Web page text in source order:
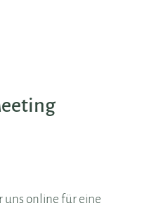
online für eine